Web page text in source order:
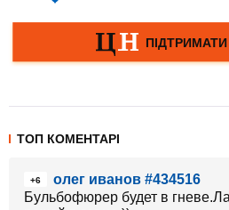
ТОП КОМЕНТАРІ
+6
олег иванов #434516
Бульбофюрер будет в